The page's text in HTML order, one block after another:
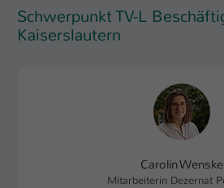
Schwerpunkt TV-L
Kaiserslautern
Carolin Wenske
Mitarbeiterin Dezernat